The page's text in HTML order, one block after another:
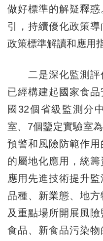
做好標準的解疑釋
引，持續優化政策
政策標準解讀和應用
二是深化監測評
已經構建起國家食
國32個省級監測分
室、7個鑒定實驗室
預警和風險防範作
的屬地化應用，統籌
應用先進技術提升
品種、新業態、地
及重點場所開展風
食品、新食品污染